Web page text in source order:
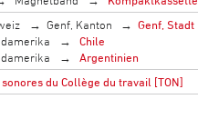
Genf, Kanton
Genf, Stadt
Chile
Argentinien
du Collège du travail [TON]